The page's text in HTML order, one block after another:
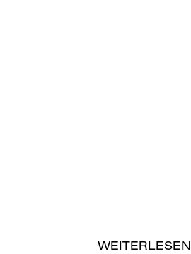
WEITERLESEN